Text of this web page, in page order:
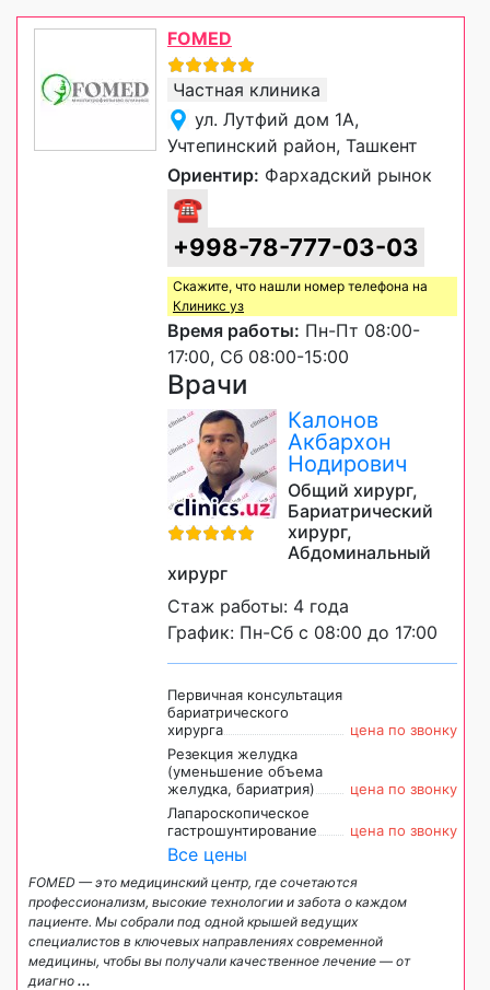
FOMED
Частная клиника
ул. Лутфий дом 1А,
Учтепинский район, Ташкент
Ориентир: Фархадский рынок
☎
+998-78-777-03-03
Скажите, что нашли номер телефона на
Клиникс уз
Время работы: Пн-Пт 08:00-
17:00, Сб 08:00-15:00
Врачи
Калонов
Акбархон
Нодирович
Общий хирург,
Бариатрический
хирург,
Абдоминальный
хирург
Стаж работы: 4 года
График: Пн-Сб с 08:00 до 17:00
Первичная консультация
бариатрического
хирурга
цена по звонку
Резекция желудка
(уменьшение объема
желудка, бариатрия)
цена по звонку
Лапароскопическое
гастрошунтирование
цена по звонку
Все цены
FOMED — это медицинский центр, где сочетаются
профессионализм, высокие технологии и забота о каждом
пациенте. Мы собрали под одной крышей ведущих
специалистов в ключевых направлениях современной
медицины, чтобы вы получали качественное лечение — от
диагно ...